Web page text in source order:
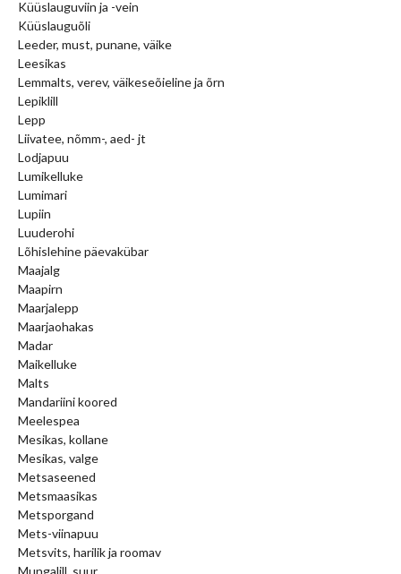
Küüslauguviin ja -vein
Küüslauguõli
Leeder, must, punane, väike
Leesikas
Lemmalts, verev, väikeseõieline ja õrn
Lepiklill
Lepp
Liivatee, nõmm-, aed- jt
Lodjapuu
Lumikelluke
Lumimari
Lupiin
Luuderohi
Lõhislehine päevakübar
Maajalg
Maapirn
Maarjalepp
Maarjaohakas
Madar
Maikelluke
Malts
Mandariini koored
Meelespea
Mesikas, kollane
Mesikas, valge
Metsaseened
Metsmaasikas
Metsporgand
Mets-viinapuu
Metsvits, harilik ja roomav
Mungalill, suur